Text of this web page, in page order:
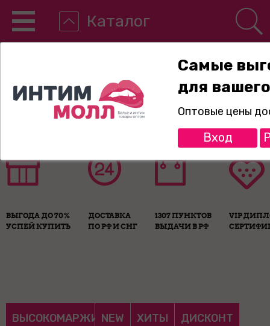
Каталог
8-800-775-89-65
ВЫГОДА ДО 70%
УСПЕЙ КУПИТЬ
ДОСТАВКА
ПО РФ И СНГ
1307 ПУНКТОВ
ВЫДАЧИ В РФ
VIP
ВЫСОКОМАРЖИНАЛЬНЫЕ
NEW ХИТЫ ДИСКОНТ
Самые
для
Оптовые цены
Вход